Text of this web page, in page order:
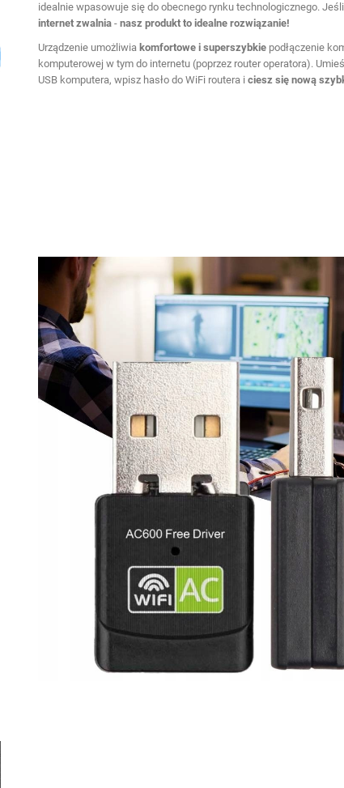
idealnie wpasowuje się do obecnego rynku technologicznego.
internet zwalnia- nasz produkt to idealne rozwiązanie!
Urządzenie umożliwia komfortowe i superszybkiepodłączenie
komputerowej w tym do internetu (poprzez router operatora).
USB komputera, wpisz hasło do WiFi routera i ciesz się nową